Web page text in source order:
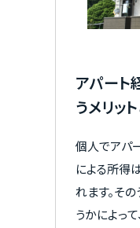
アパート
うメリッ
個人でアパ
による所得
れます。そ
うかによっ